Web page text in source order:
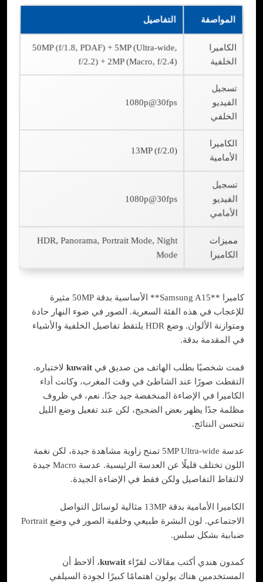
المواصفة التفاصيل
الكاميرا
الخلفية
50MP (f/1.8, PDAF) + 5MP (Ultra-wide,
f/2.2) + 2MP (Macro, f/2.4)
تسجيل
الفيديو
الخلفي
1080p@30fps
الكاميرا
الأمامية
13MP (f/2.0)
تسجيل
الفيديو
الأمامي
1080p@30fps
مميزات
الكاميرا
HDR, Panorama, Portrait Mode, Night
Mode
كاميرا **Samsung A15** الأساسية بدقة 50MP مثيرة
للإعجاب في هذه الفئة السعرية. الصور في ضوء النهار حادة
ومتوازنة الألوان. وضع HDR يلتقط تفاصيل الخلفية والأشياء
في المقدمة بدقة.
قمت شخصيًا بطلب الهاتف من صديق في kuwait لاختباره.
التقطت صورًا عند الشاطئ في وقت المغرب، وكانت أداء
الكاميرا في الإضاءة المنخفضة جيد جدًا. نعم، في ظروف
مظلمة جدًا يظهر بعض الضجيج، لكن عند تفعيل وضع الليل
تتحسن النتائج.
عدسة 5MP Ultra-wide تمنح زاوية مشاهدة جيدة، لكن نغمة
اللون تختلف قليلًا عن العدسة الرئيسية. عدسة Macro جيدة
لالتقاط التفاصيل ولكن فقط في الإضاءة الجيدة.
الكاميرا الأمامية بدقة 13MP مثالية لوسائل التواصل
الاجتماعي. لون البشرة طبيعي وخلفية الصور في وضع Portrait
ضبابية بشكل سلس.
كمدون هندي أكتب مقالات لقرّاء kuwait، ألاحظ أن
المستخدمين هناك يولون اهتمامًا كبيرًا لجودة السيلفي